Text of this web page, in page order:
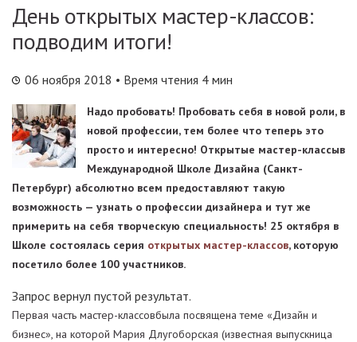
День открытых мастер-классов:
подводим итоги!
06 ноября 2018 • Время чтения 4 мин
Надо пробовать! Пробовать себя в новой роли, в
новой профессии, тем более что теперь это
просто и интересно! Открытые мастер-классыв
Международной Школе Дизайна (Санкт-
Петербург) абсолютно всем предоставляют такую
возможность — узнать о профессии дизайнера и тут же
примерить на себя творческую специальность! 25 октября в
Школе состоялась серия открытых мастер-классов, которую
посетило более 100 участников.
Запрос вернул пустой результат.
Первая часть мастер-классовбыла посвящена теме «Дизайн и
бизнес», на которой Мария Длугоборская (известная выпускница